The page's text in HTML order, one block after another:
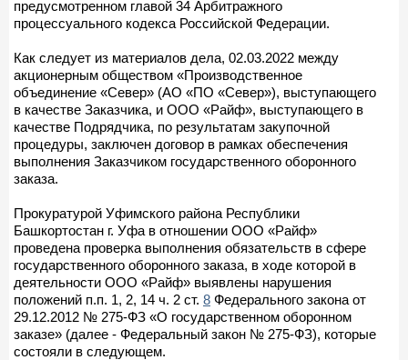
предусмотренном главой 34 Арбитражного
процессуального кодекса Российской Федерации.
Как следует из материалов дела, 02.03.2022 между
акционерным обществом «Производственное
объединение «Север» (АО «ПО «Север»), выступающего
в качестве Заказчика, и ООО «Райф», выступающего в
качестве Подрядчика, по результатам закупочной
процедуры, заключен договор в рамках обеспечения
выполнения Заказчиком государственного оборонного
заказа.
Прокуратурой Уфимского района Республики
Башкортостан г. Уфа в отношении ООО «Райф»
проведена проверка выполнения обязательств в сфере
государственного оборонного заказа, в ходе которой в
деятельности ООО «Райф» выявлены нарушения
положений п.п. 1, 2, 14 ч. 2 ст. 8 Федерального закона от
29.12.2012 № 275-ФЗ «О государственном оборонном
заказе» (далее - Федеральный закон № 275-ФЗ), которые
состояли в следующем.